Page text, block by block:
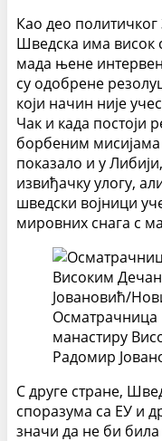
Као део
Шведска има висок
мада њене
су одобрене
који начин није
Чак и када постоји
борбеним
показало и у
извиђачку улогу,
шведски војници
мировних снага с
Осматрачница
манастиру
Радомир
С друге стране,
споразума са ЕУ и
значи да не би била